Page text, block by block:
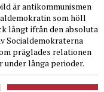
är antikommunismen
som höll
långt ifrån den absoluta
Socialdemokraterna
präglades relationen
långa perioder.